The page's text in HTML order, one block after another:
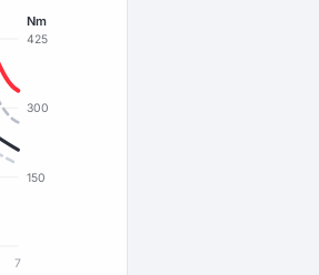
150
300
425
Nm
7